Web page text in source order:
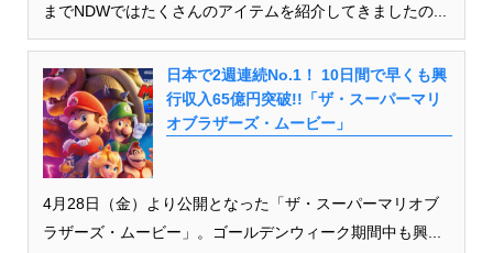
までNDWではたくさんのアイテムを紹介してきましたの...
日本で2週連続No.1！ 10日間で早くも興
行収入65億円突破!!「ザ・スーパーマリ
オブラザーズ・ムービー」
4月28日（金）より公開となった「ザ・スーパーマリオブ
ラザーズ・ムービー」。ゴールデンウィーク期間中も興...